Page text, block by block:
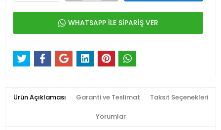
WHATSAPP İLE SİPARİŞ VER
Ürün Açıklaması Garanti ve Teslimat Taksit Seçenekleri
Yorumlar